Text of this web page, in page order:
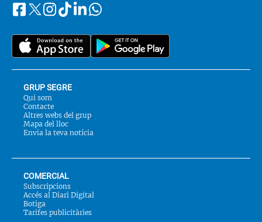
Segueix-
a::
FacebookInstagram
TiktokLinkedinWhatsapp
GRUP SEGRE
Qui som
Contacte
Altres webs del grup
Mapa del lloc
Envia la teva notícia
COMERCIAL
Subscripcions
Accés al Diari Digital
Botiga
Tarifes publicitàries